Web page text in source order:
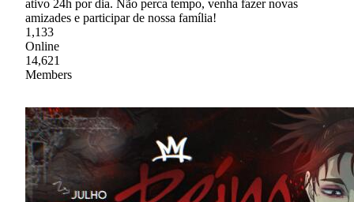
ativo 24h por dia. Não perca tempo, venha fazer novas
amizades e participar de nossa família!
1,133
Online
14,621
Members